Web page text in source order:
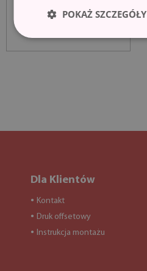
Dla Klientów
● Kontakt
● Druk offsetowy
● Instrukcja montażu
POKAŻ SZCZEGÓŁY